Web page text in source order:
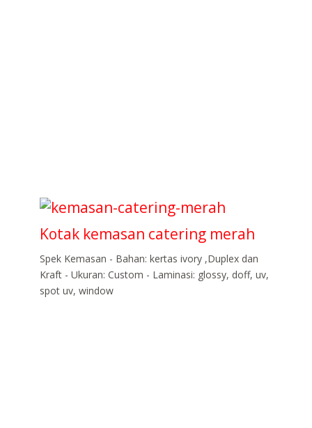
Kotak kemasan catering merah
Spek Kemasan - Bahan: kertas ivory ,Duplex dan
Kraft - Ukuran: Custom - Laminasi: glossy, doff, uv,
spot uv, window